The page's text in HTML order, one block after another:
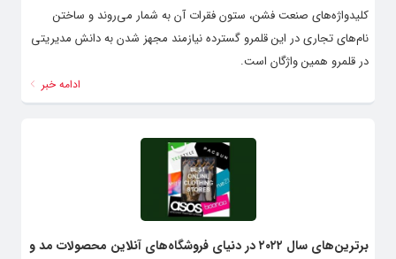
کلیدواژه‌های صنعت فشن، ستون فقرات آن به شمار می‌روند و ساختن
نام‌های تجاری در این قلمرو گسترده نیازمند مجهز شدن به دانش مدیریتی
در قلمرو همین واژگان است.
ادامه خبر
برترین‌های سال ۲۰۲۲ در دنیای فروشگاه‌های آنلاین محصولات مد و